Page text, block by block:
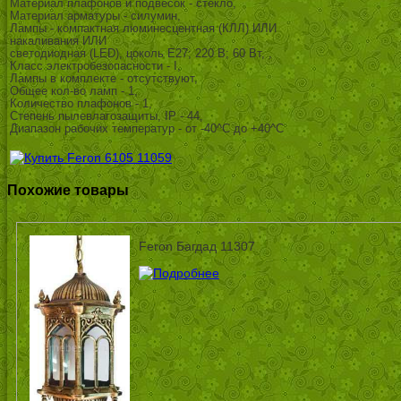
Материал плафонов и подвесок - стекло,
Материал арматуры - силумин,
Лампы - компактная люминесцентная (КЛЛ) ИЛИ
накаливания ИЛИ
светодиодная (LED), цоколь E27; 220 В; 60 Вт, ,
Класс электробезопасности - I,
Лампы в комплекте - отсутствуют,
Общее кол-во ламп - 1,
Количество плафонов - 1,
Степень пылевлагозащиты, IP - 44,
Диапазон рабочих температур - от -40^C до +40^C
Похожие товары
Feron Багдад 11307